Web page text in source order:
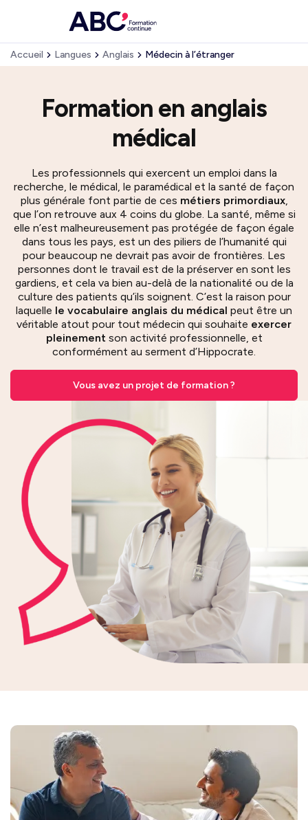
Accueil Langues Anglais Médecin à l’étranger
Formation en anglais
médical
Les professionnels qui exercent un emploi dans la
recherche, le médical, le paramédical et la santé de façon
plus générale font partie de ces métiers primordiaux,
que l’on retrouve aux 4 coins du globe. La santé, même si
elle n’est malheureusement pas protégée de façon égale
dans tous les pays, est un des piliers de l’humanité qui
pour beaucoup ne devrait pas avoir de frontières. Les
personnes dont le travail est de la préserver en sont les
gardiens, et cela va bien au-delà de la nationalité ou de la
culture des patients qu’ils soignent. C’est la raison pour
laquelle le vocabulaire anglais du médical peut être un
véritable atout pour tout médecin qui souhaite exercer
pleinementson activité professionnelle, et
conformément au serment d’Hippocrate.
Vous avez un projet de formation ?